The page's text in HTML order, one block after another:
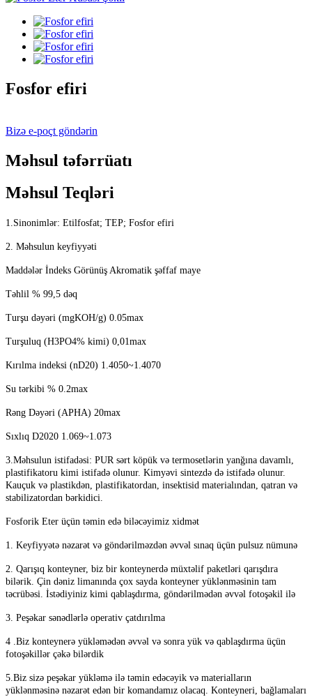
Fosfor efiri
Bizə e-poçt göndərin
Məhsul təfərrüatı
Məhsul Teqləri
1.Sinonimlər: Etilfosfat; TEP; Fosfor efiri
2. Məhsulun keyfiyyəti
Maddələr İndeks Görünüş Akromatik şəffaf maye
Təhlil % 99,5 dəq
Turşu dəyəri (mgKOH/g) 0.05max
Turşuluq (H3PO4% kimi) 0,01max
Kırılma indeksi (nD20) 1.4050~1.4070
Su tərkibi % 0.2max
Rəng Dəyəri (APHA) 20max
Sıxlıq D2020 1.069~1.073
3.Məhsulun istifadəsi: PUR sərt köpük və termosetlərin yanğına davamlı,
plastifikatoru kimi istifadə olunur. Kimyəvi sintezdə də istifadə olunur.
Kauçuk və plastikdən, plastifikatordan, insektisid materialından, qatran və
stabilizatordan bərkidici.
Fosforik Eter üçün təmin edə biləcəyimiz xidmət
1. Keyfiyyətə nəzarət və göndərilməzdən əvvəl sınaq üçün pulsuz nümunə
2. Qarışıq konteyner, biz bir konteynerdə müxtəlif paketləri qarışdıra
bilərik. Çin dəniz limanında çox sayda konteyner yüklənməsinin tam
təcrübəsi. İstədiyiniz kimi qablaşdırma, göndərilmədən əvvəl fotoşəkil ilə
3. Peşəkar sənədlərlə operativ çatdırılma
4 .Biz konteynerə yükləmədən əvvəl və sonra yük və qablaşdırma üçün
fotoşəkillər çəkə bilərdik
5.Biz sizə peşəkar yükləmə ilə təmin edəcəyik və materialların
yüklənməsinə nəzarət edən bir komandamız olacaq. Konteyneri, bağlamaları